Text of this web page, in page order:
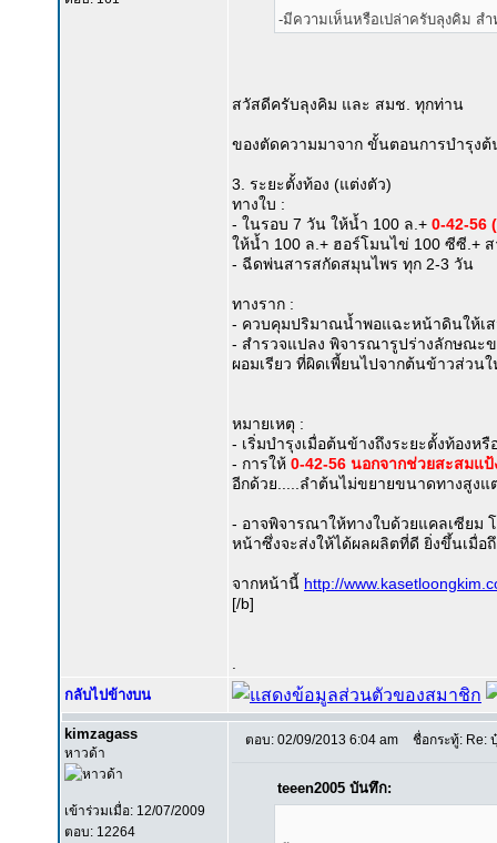
-มีความเห็นหรือเปล่าครับลุงคิม ส
สวัสดีครับลุงคิม และ สมช. ทุกท่าน
ของตัดความมาจาก ขั้นตอนการบำรุง
3. ระยะตั้งท้อง (แต่งตัว)
ทางใบ :
- ในรอบ 7 วัน ให้น้ำ 100 ล.+ 0-42-56
ให้น้ำ 100 ล.+ ฮอร์โมนไข่ 100 ซีซี.+
- ฉีดพ่นสารสกัดสมุนไพร ทุก 2-3 วัน
ทางราก :
- ควบคุมปริมาณน้ำพอแฉะหน้าดินให้เ
- สำรวจแปลง พิจารณารูปร่างลักษณะ
ผอมเรียว ที่ผิดเพี้ยนไปจากต้นข้าวส่ว
หมายเหตุ :
- เริ่มบำรุงเมื่อต้นข้างถึงระยะตั้งท้องหรื
- การให้ 0-42-56 นอกจากช่วยสะสมแ
อีกด้วย.....ลำต้นไม่ขยายขนาดทางสูง
- อาจพิจารณาให้ทางใบด้วยแคลเซียม
หน้าซึ่งจะส่งให้ได้ผลผลิตที่ดี ยิ่งขึ้นเมื่อ
จากหน้านี้ http://
[/b]
กลับไปข้างบน
kimzagass
หาวด้า
เข้าร่วมเมื่อ: 12/07/2009
ตอบ: 12264
ตอบ: 02/09/2013 6:04 am ชื่อกระทู้: Re:
teeen2005 บันทึก: